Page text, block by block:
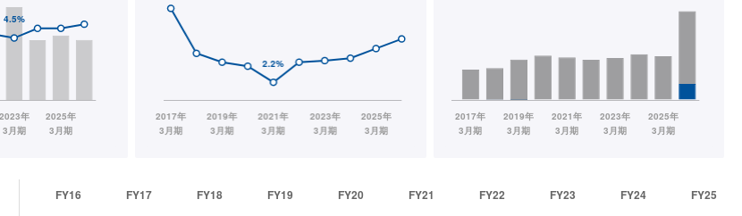
FY16 FY17 FY18 FY19 FY20 FY21 FY22 FY23 FY24 FY25